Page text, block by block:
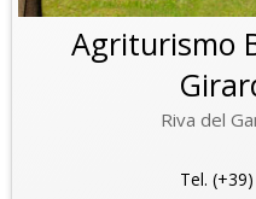
Agriturismo
Riva del
Tel.